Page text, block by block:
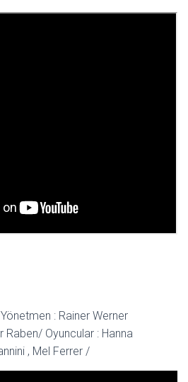
: Rainer Werner
Raben/ Oyuncular : Hanna
, Mel Ferrer /